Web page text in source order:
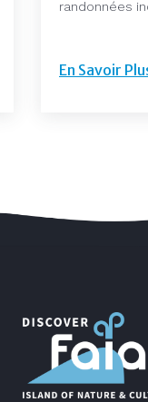
randonnées
En Savoir